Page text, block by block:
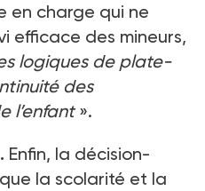
en charge qui ne
efficace des mineurs,
logiques de plate-
des
l’enfant ».
Enfin, la décision-
la scolarité et la